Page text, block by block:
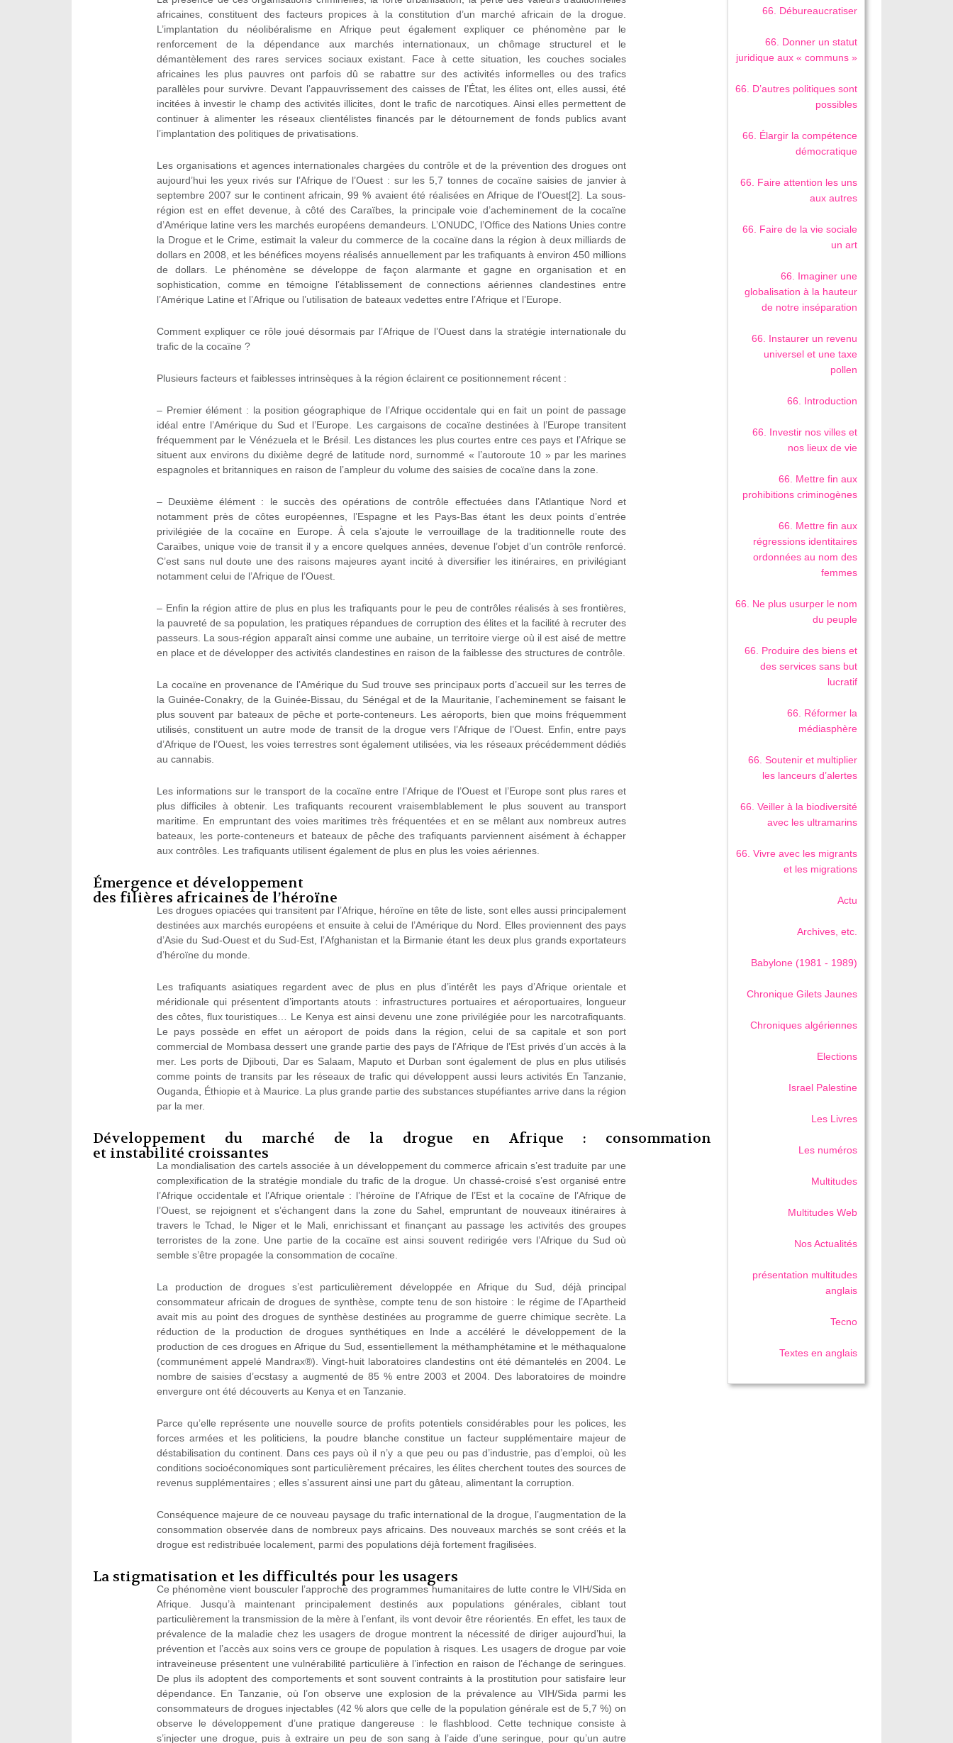
africaines, constituent des facteurs propices à la constitution d’un marché africain de la drogue.
L’implantation du néolibéralisme en Afrique peut également expliquer ce phénomène par le
renforcement de la dépendance aux marchés internationaux, un chômage structurel et le
démantèlement des rares services sociaux existant. Face à cette situation, les couches sociales
africaines les plus pauvres ont parfois dû se rabattre sur des activités informelles ou des trafics
parallèles pour survivre. Devant l’appauvrissement des caisses de l’État, les élites ont, elles aussi, été
incitées à investir le champ des activités illicites, dont le trafic de narcotiques. Ainsi elles permettent de
continuer à alimenter les réseaux clientélistes financés par le détournement de fonds publics avant
l’implantation des politiques de privatisations.
Les organisations et agences internationales chargées du contrôle et de la prévention des drogues ont
aujourd’hui les yeux rivés sur l’Afrique de l’Ouest : sur les 5,7 tonnes de cocaïne saisies de janvier à
septembre 2007 sur le continent africain, 99 % avaient été réalisées en Afrique de l’Ouest[2]. La sous-
région est en effet devenue, à côté des Caraïbes, la principale voie d’acheminement de la cocaïne
d’Amérique latine vers les marchés européens demandeurs. L’ONUDC, l’Office des Nations Unies contre
la Drogue et le Crime, estimait la valeur du commerce de la cocaïne dans la région à deux milliards de
dollars en 2008, et les bénéfices moyens réalisés annuellement par les trafiquants à environ 450 millions
de dollars. Le phénomène se développe de façon alarmante et gagne en organisation et en
sophistication, comme en témoigne l’établissement de connections aériennes clandestines entre
l’Amérique Latine et l’Afrique ou l’utilisation de bateaux vedettes entre l’Afrique et l’Europe.
Comment expliquer ce rôle joué désormais par l’Afrique de l’Ouest dans la stratégie internationale du
trafic de la cocaïne ?
Plusieurs facteurs et faiblesses intrinsèques à la région éclairent ce positionnement récent :
– Premier élément : la position géographique de l’Afrique occidentale qui en fait un point de passage
idéal entre l’Amérique du Sud et l’Europe. Les cargaisons de cocaïne destinées à l’Europe transitent
fréquemment par le Vénézuela et le Brésil. Les distances les plus courtes entre ces pays et l’Afrique se
situent aux environs du dixième degré de latitude nord, surnommé « l’autoroute 10 » par les marines
espagnoles et britanniques en raison de l’ampleur du volume des saisies de cocaïne dans la zone.
– Deuxième élément : le succès des opérations de contrôle effectuées dans l’Atlantique Nord et
notamment près de côtes européennes, l’Espagne et les Pays-Bas étant les deux points d’entrée
privilégiée de la cocaïne en Europe. À cela s’ajoute le verrouillage de la traditionnelle route des
Caraïbes, unique voie de transit il y a encore quelques années, devenue l’objet d’un contrôle renforcé.
C’est sans nul doute une des raisons majeures ayant incité à diversifier les itinéraires, en privilégiant
notamment celui de l’Afrique de l’Ouest.
– Enfin la région attire de plus en plus les trafiquants pour le peu de contrôles réalisés à ses frontières,
la pauvreté de sa population, les pratiques répandues de corruption des élites et la facilité à recruter des
passeurs. La sous-région apparaît ainsi comme une aubaine, un territoire vierge où il est aisé de mettre
en place et de développer des activités clandestines en raison de la faiblesse des structures de contrôle.
La cocaïne en provenance de l’Amérique du Sud trouve ses principaux ports d’accueil sur les terres de
la Guinée-Conakry, de la Guinée-Bissau, du Sénégal et de la Mauritanie, l’acheminement se faisant le
plus souvent par bateaux de pêche et porte-conteneurs. Les aéroports, bien que moins fréquemment
utilisés, constituent un autre mode de transit de la drogue vers l’Afrique de l’Ouest. Enfin, entre pays
d’Afrique de l’Ouest, les voies terrestres sont également utilisées, via les réseaux précédemment dédiés
au cannabis.
Les informations sur le transport de la cocaïne entre l’Afrique de l’Ouest et l’Europe sont plus rares et
plus difficiles à obtenir. Les trafiquants recourent vraisemblablement le plus souvent au transport
maritime. En empruntant des voies maritimes très fréquentées et en se mêlant aux nombreux autres
bateaux, les porte-conteneurs et bateaux de pêche des trafiquants parviennent aisément à échapper
aux contrôles. Les trafiquants utilisent également de plus en plus les voies aériennes.
Émergence et développement
des filières africaines de l’héroïne
Les drogues opiacées qui transitent par l’Afrique, héroïne en tête de liste, sont elles aussi principalement
destinées aux marchés européens et ensuite à celui de l’Amérique du Nord. Elles proviennent des pays
d’Asie du Sud-Ouest et du Sud-Est, l’Afghanistan et la Birmanie étant les deux plus grands exportateurs
d’héroïne du monde.
Les trafiquants asiatiques regardent avec de plus en plus d’intérêt les pays d’Afrique orientale et
méridionale qui présentent d’importants atouts : infrastructures portuaires et aéroportuaires, longueur
des côtes, flux touristiques… Le Kenya est ainsi devenu une zone privilégiée pour les narcotrafiquants.
Le pays possède en effet un aéroport de poids dans la région, celui de sa capitale et son port
commercial de Mombasa dessert une grande partie des pays de l’Afrique de l’Est privés d’un accès à la
mer. Les ports de Djibouti, Dar es Salaam, Maputo et Durban sont également de plus en plus utilisés
comme points de transits par les réseaux de trafic qui développent aussi leurs activités En Tanzanie,
Ouganda, Éthiopie et à Maurice. La plus grande partie des substances stupéfiantes arrive dans la région
par la mer.
Développement du marché de la drogue en Afrique : consommation
et instabilité croissantes
La mondialisation des cartels associée à un développement du commerce africain s’est traduite par une
complexification de la stratégie mondiale du trafic de la drogue. Un chassé-croisé s’est organisé entre
l’Afrique occidentale et l’Afrique orientale : l’héroïne de l’Afrique de l’Est et la cocaïne de l’Afrique de
l’Ouest, se rejoignent et s’échangent dans la zone du Sahel, empruntant de nouveaux itinéraires à
travers le Tchad, le Niger et le Mali, enrichissant et finançant au passage les activités des groupes
terroristes de la zone. Une partie de la cocaïne est ainsi souvent redirigée vers l’Afrique du Sud où
semble s’être propagée la consommation de cocaïne.
La production de drogues s’est particulièrement développée en Afrique du Sud, déjà principal
consommateur africain de drogues de synthèse, compte tenu de son histoire : le régime de l’Apartheid
avait mis au point des drogues de synthèse destinées au programme de guerre chimique secrète. La
réduction de la production de drogues synthétiques en Inde a accéléré le développement de la
production de ces drogues en Afrique du Sud, essentiellement la méthamphétamine et le méthaqualone
(communément appelé Mandrax®). Vingt-huit laboratoires clandestins ont été démantelés en 2004. Le
nombre de saisies d’ecstasy a augmenté de 85 % entre 2003 et 2004. Des laboratoires de moindre
envergure ont été découverts au Kenya et en Tanzanie.
Parce qu’elle représente une nouvelle source de profits potentiels considérables pour les polices, les
forces armées et les politiciens, la poudre blanche constitue un facteur supplémentaire majeur de
déstabilisation du continent. Dans ces pays où il n’y a que peu ou pas d’industrie, pas d’emploi, où les
conditions socioéconomiques sont particulièrement précaires, les élites cherchent toutes des sources de
revenus supplémentaires ; elles s’assurent ainsi une part du gâteau, alimentant la corruption.
Conséquence majeure de ce nouveau paysage du trafic international de la drogue, l’augmentation de la
consommation observée dans de nombreux pays africains. Des nouveaux marchés se sont créés et la
drogue est redistribuée localement, parmi des populations déjà fortement fragilisées.
La stigmatisation et les difficultés pour les usagers
Ce phénomène vient bousculer l’approche des programmes humanitaires de lutte contre le VIH/Sida en
Afrique. Jusqu’à maintenant principalement destinés aux populations générales, ciblant tout
particulièrement la transmission de la mère à l’enfant, ils vont devoir être réorientés. En effet, les taux de
prévalence de la maladie chez les usagers de drogue montrent la nécessité de diriger aujourd’hui, la
prévention et l’accès aux soins vers ce groupe de population à risques. Les usagers de drogue par voie
intraveineuse présentent une vulnérabilité particulière à l’infection en raison de l’échange de seringues.
De plus ils adoptent des comportements et sont souvent contraints à la prostitution pour satisfaire leur
dépendance. En Tanzanie, où l’on observe une explosion de la prévalence au VIH/Sida parmi les
consommateurs de drogues injectables (42 % alors que celle de la population générale est de 5,7 %) on
observe le développement d’une pratique dangereuse : le flashblood. Cette technique consiste à
s’injecter une drogue, puis à extraire un peu de son sang à l’aide d’une seringue, pour qu’un autre
66. Débureaucratiser
66. Donner un statut
juridique aux « communs »
66. D’autres politiques sont
possibles
66. Élargir la compétence
démocratique
66. Faire attention les uns
aux autres
66. Faire de la vie sociale
un art
66. Imaginer une
globalisation à la hauteur
de notre inséparation
66. Instaurer un revenu
universel et une taxe
pollen
66. Introduction
66. Investir nos villes et
nos lieux de vie
66. Mettre fin aux
prohibitions criminogènes
66. Mettre fin aux
régressions identitaires
ordonnées au nom des
femmes
66. Ne plus usurper le nom
du peuple
66. Produire des biens et
des services sans but
lucratif
66. Réformer la
médiasphère
66. Soutenir et multiplier
les lanceurs d’alertes
66. Veiller à la biodiversité
avec les ultramarins
66. Vivre avec les migrants
et les migrations
Actu
Archives, etc.
Babylone (1981 - 1989)
Chronique Gilets Jaunes
Chroniques algériennes
Elections
Israel Palestine
Les Livres
Les numéros
Multitudes
Multitudes Web
Nos Actualités
présentation multitudes
anglais
Tecno
Textes en anglais